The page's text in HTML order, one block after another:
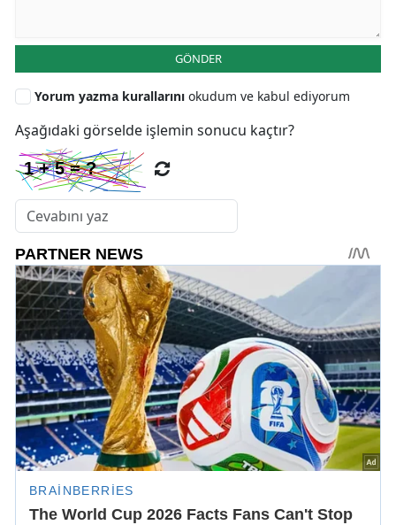
GÖNDER
Yorum yazma kurallarını okudum ve kabul ediyorum
Aşağıdaki görselde işlemin sonucu kaçtır?